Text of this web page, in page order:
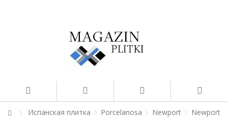
Испанская плитка Porcelanosa Newport
Newport